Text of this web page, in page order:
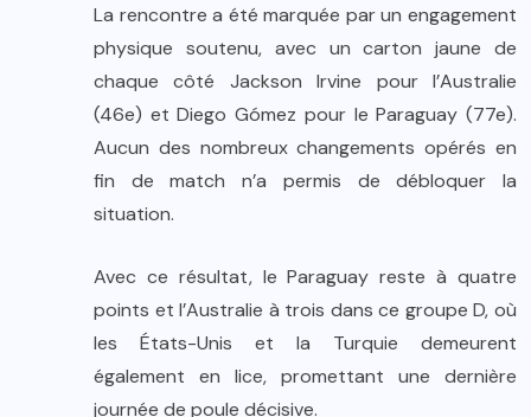
La rencontre a été marquée par un engagement
physique soutenu, avec un carton jaune de
chaque côté Jackson Irvine pour l’Australie
(46e) et Diego Gómez pour le Paraguay (77e).
Aucun des nombreux changements opérés en
fin de match n’a permis de débloquer la
situation.
Avec ce résultat, le Paraguay reste à quatre
points et l’Australie à trois dans ce groupe D, où
les États-Unis et la Turquie demeurent
également en lice, promettant une dernière
journée de poule décisive.